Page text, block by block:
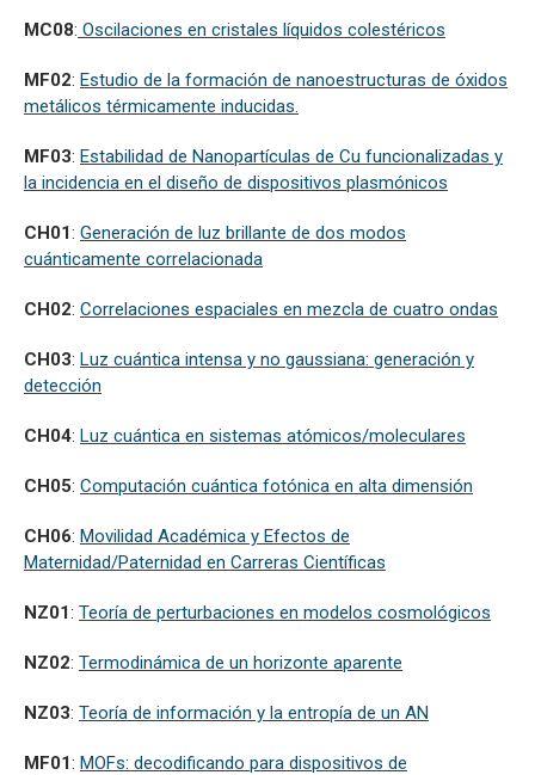
MC08: Oscilaciones en cristales líquidos colestéricos
MF02: Estudio de la formación de nanoestructuras de óxidos
metálicos térmicamente inducidas.
MF03: Estabilidad de Nanopartículas de Cu funcionalizadas y
la incidencia en el diseño de dispositivos plasmónicos
CH01: Generación de luz brillante de dos modos
cuánticamente correlacionada
CH02: Correlaciones espaciales en mezcla de cuatro ondas
CH03: Luz cuántica intensa y no gaussiana: generación y
detección
CH04: Luz cuántica en sistemas atómicos/moleculares
CH05: Computación cuántica fotónica en alta dimensión
CH06: Movilidad Académica y Efectos de
Maternidad/Paternidad en Carreras Científicas
NZ01: Teoría de perturbaciones en modelos cosmológicos
NZ02: Termodinámica de un horizonte aparente
NZ03: Teoría de información y la entropía de un AN
MF01: MOFs: decodificando para dispositivos de